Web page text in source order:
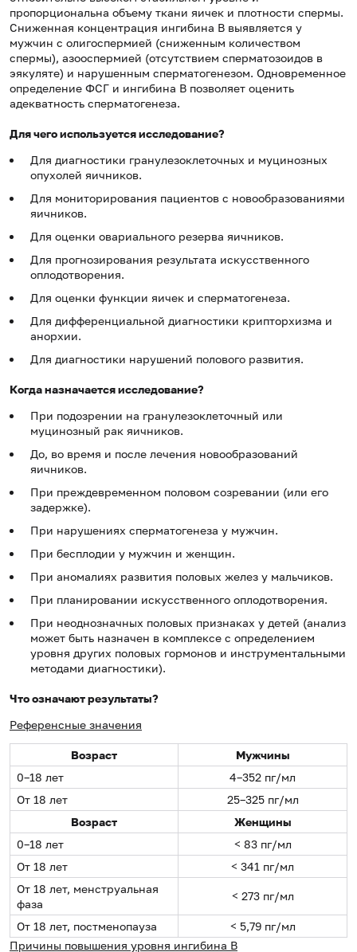
пропорциональна объему ткани яичек и плотности спермы.
Сниженная концентрация ингибина В выявляется у
мужчин с олигоспермией (сниженным количеством
спермы), азооспермией (отсутствием сперматозоидов в
эякуляте) и нарушенным сперматогенезом. Одновременное
определение ФСГ и ингибина В позволяет оценить
адекватность сперматогенеза.
Для чего используется исследование?
Для диагностики гранулезоклеточных и муцинозных
опухолей яичников.
Для мониторирования пациентов с новообразованиями
яичников.
Для оценки овариального резерва яичников.
Для прогнозирования результата искусственного
оплодотворения.
Для оценки функции яичек и сперматогенеза.
Для дифференциальной диагностики крипторхизма и
анорхии.
Для диагностики нарушений полового развития.
Когда назначается исследование?
При подозрении на гранулезоклеточный или
муцинозный рак яичников.
До, во время и после лечения новообразований
яичников.
При преждевременном половом созревании (или его
задержке).
При нарушениях сперматогенеза у мужчин.
При бесплодии у мужчин и женщин.
При аномалиях развития половых желез у мальчиков.
При планировании искусственного оплодотворения.
При неоднозначных половых признаках у детей (анализ
может быть назначен в комплексе с определением
уровня других половых гормонов и инструментальными
методами диагностики).
Что означают результаты?
Референсные значения
Возраст
Мужчины
0–18 лет
4–352 пг/мл
От 18 лет
25–325 пг/мл
Возраст
Женщины
0–18 лет
< 83 пг/мл
От 18 лет
< 341 пг/мл
От 18 лет, менструальная
фаза
< 273 пг/мл
От 18 лет, постменопауза
< 5,79 пг/мл
Причины повышения уровня ингибина B